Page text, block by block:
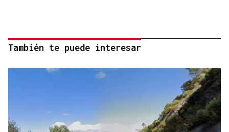
También te puede interesar